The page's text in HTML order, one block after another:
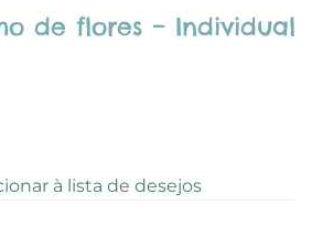
de flores – Individual
à lista de desejos